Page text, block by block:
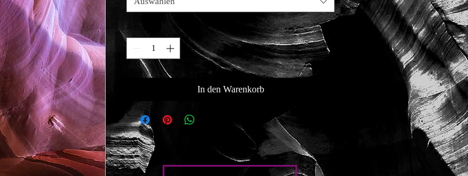
In den Warenkorb